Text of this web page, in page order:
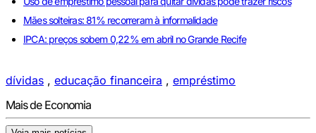
Mães solteiras: 81% recorreram à informalidade
IPCA: preços sobem 0,22% em abril no Grande Recife
dívidas , educação financeira , empréstimo
Mais de Economia